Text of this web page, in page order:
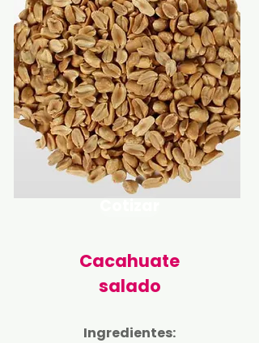
Cacahuate
salado
Ingredientes: